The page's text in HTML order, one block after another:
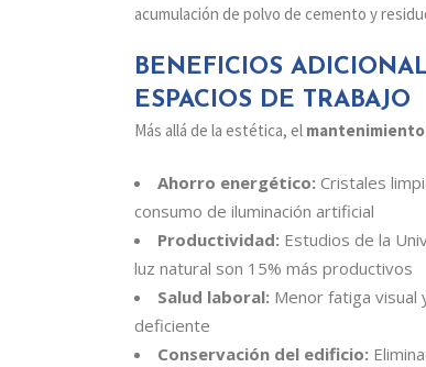
acumulación de polvo de cemento y
BENEFICIOS
ESPACIOS DE TRABAJO
Más allá de la estética, el
Ahorro energético: Cristales
consumo de iluminación artificial
Productividad: Estudios de la
luz natural son 15% más productivos
Salud laboral: Menor fatiga visual
deficiente
Conservación del edificio: